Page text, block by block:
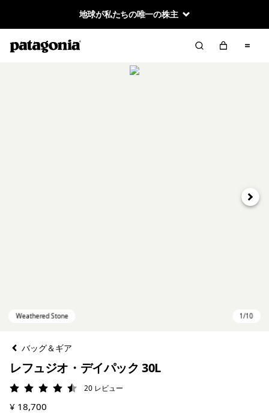
地球が私たちの唯一の株主
次へ
バッグ＆ギア
レフュジオ・デイパック 30L
評価: 4.5 / 5
20 レビュー
¥ 18,700